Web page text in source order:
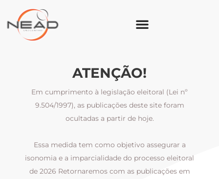
ATENÇÃO!
Em cumprimento à legislação eleitoral (Lei nº
9.504/1997), as publicações deste site foram
ocultadas a partir de hoje.
Essa medida tem como objetivo assegurar a
isonomia e a imparcialidade do processo eleitoral
de 2026 Retornaremos com as publicações em